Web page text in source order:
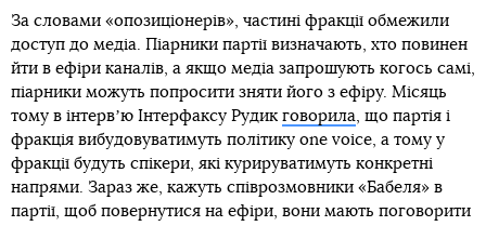
За словами «опозиціонерів», частині фракції обмежили
доступ до медіа. Піарники партії визначають, хто повинен
йти в ефіри каналів, а якщо медіа запрошують когось самі,
піарники можуть попросити зняти його з ефіру. Місяць
тому в інтервʼю Інтерфаксу Рудик говорила, що партія і
фракція вибудовуватимуть політику оnе voice, а тому у
фракції будуть спікери, які курируватимуть конкретні
напрями. Зараз же, кажуть співрозмовники «Бабеля» в
партії, щоб повернутися на ефіри, вони мають поговорити